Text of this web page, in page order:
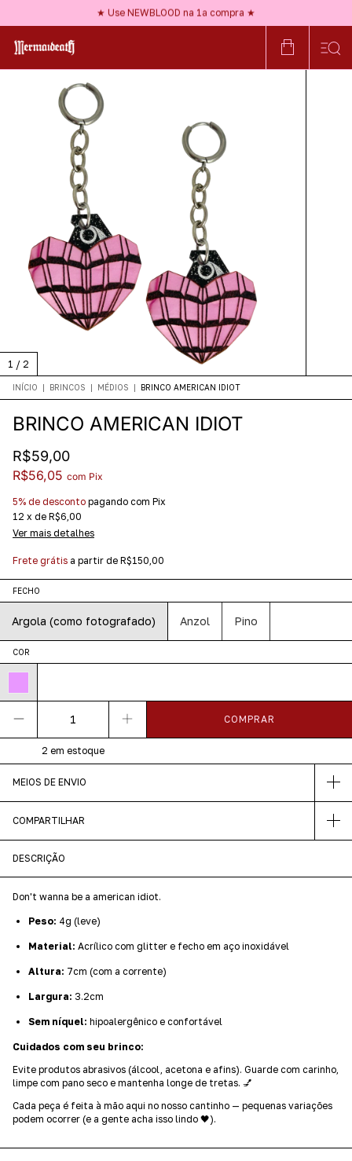
★ Use NEWBLOOD na 1ª compra ★
★ Nossos acessórios são HIPOALERGÊNICOS ★
1 / 2
INÍCIO | BRINCOS | MÉDIOS | BRINCO AMERICAN IDIOT
BRINCO AMERICAN IDIOT
R$59,00
R$56,05 com Pix
5% de desconto pagando com Pix
12 x de R$6,00
Ver mais detalhes
Frete grátis a partir de R$150,00
FECHO
Argola (como fotografado) Anzol Pino
COR
2 em estoque
MEIOS DE ENVIO
COMPARTILHAR
DESCRIÇÃO
Don't wanna be a american idiot.
Peso: 4g (leve)
Material: Acrílico com glitter e fecho em aço inoxidável
Altura: 7cm (com a corrente)
Largura: 3.2cm
Sem níquel: hipoalergênico e confortável
Cuidados com seu brinco:
Evite produtos abrasivos (álcool, acetona e afins). Guarde com carinho,
limpe com pano seco e mantenha longe de tretas. 💅
Cada peça é feita à mão aqui no nosso cantinho — pequenas variações
podem ocorrer (e a gente acha isso lindo 🖤).